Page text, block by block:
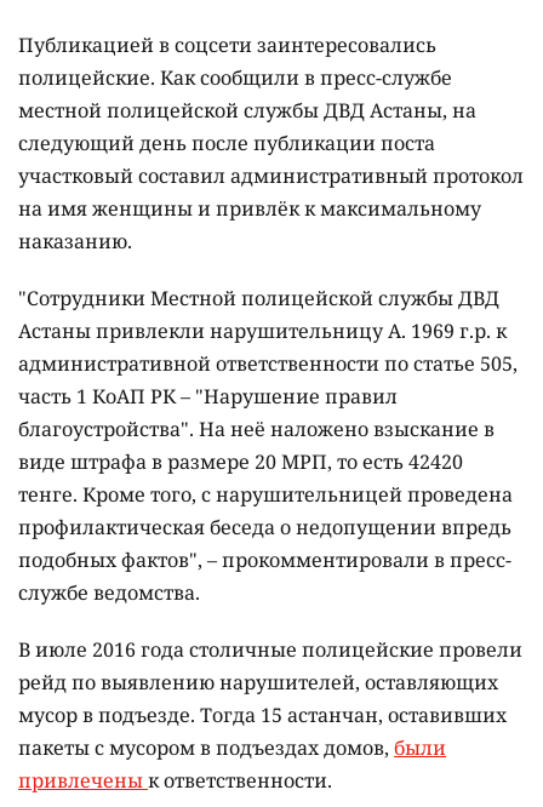
Публикацией в соцсети заинтересовались
полицейские. Как сообщили в пресс-службе
местной полицейской службы ДВД Астаны, на
следующий день после публикации поста
участковый составил административный протокол
на имя женщины и привлёк к максимальному
наказанию.
"Сотрудники Местной полицейской службы ДВД
Астаны привлекли нарушительницу А. 1969 г.р. к
административной ответственности по статье 505,
часть 1 КоАП РК – "Нарушение правил
благоустройства". На неё наложено взыскание в
виде штрафа в размере 20 МРП, то есть 42420
тенге. Кроме того, с нарушительницей проведена
профилактическая беседа о недопущении впредь
подобных фактов", – прокомментировали в пресс-
службе ведомства.
В июле 2016 года столичные полицейские провели
рейд по выявлению нарушителей, оставляющих
мусор в подъезде. Тогда 15 астанчан, оставивших
пакеты с мусором в подъездах домов, были
привлеченык ответственности.